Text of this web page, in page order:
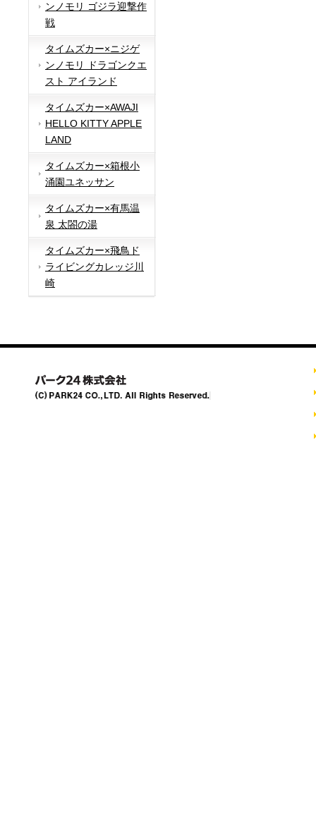
ンノモリ ゴジラ迎撃作
戦
タイムズカー×ニジゲ
ンノモリ ドラゴンクエ
スト アイランド
タイムズカー×AWAJI
HELLO KITTY APPLE
LAND
タイムズカー×箱根小
涌園ユネッサン
タイムズカー×有馬温
泉 太閤の湯
タイムズカー×飛鳥ド
ライビングカレッジ川
崎